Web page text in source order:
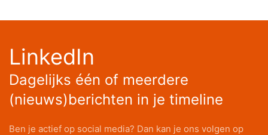
LinkedIn
Dagelijks één of meerdere
(nieuws)berichten in je timeline
Ben je actief op social media? Dan kan je ons volgen op